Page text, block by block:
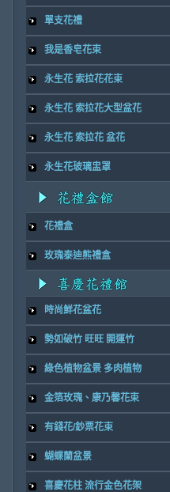
單支花禮
我是香皂花束
永生花 索拉花花束
永生花 索拉花大型盆花
永生花 索拉花 盆花
永生花玻璃盅罩
花禮盒
玫瑰泰迪熊禮盒
時尚鮮花盆花
勢如破竹 旺旺 開運竹
綠色植物盆景 多肉植物
金箔玫瑰、康乃馨花束
有錢花/鈔票花束
蝴蝶蘭盆景
喜慶花柱 流行金色花架